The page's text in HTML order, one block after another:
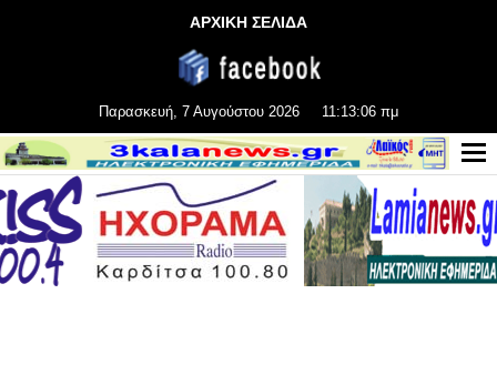
ΑΡΧΙΚΗ ΣΕΛΙΔΑ
Παρασκευή, 7 Αυγούστου 2026 11:13:08 πμ